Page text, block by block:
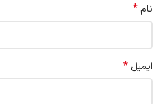
نام*
ایمیل *